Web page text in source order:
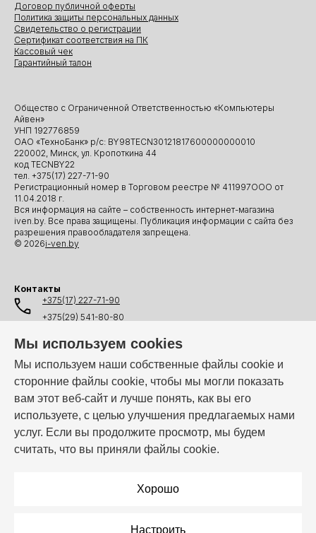
Мы используем cookies
Мы используем наши собственные файлы cookie и
сторонние файлы cookie, чтобы мы могли показать
вам этот веб-сайт и лучше понять, как вы его
используете, с целью улучшения предлагаемых нами
услуг. Если вы продолжите просмотр, мы будем
считать, что вы приняли файлы cookie.
Хорошо
Настроить
Общество с Ограниченной Ответственностью «Компьютеры
Айвен»
УНП 192776859
ОАО «ТехноБанк» р/с: BY98TECN30121817600000000010
220002, Минск, ул. Кропоткина 44
код TECNBY22
тел. +375(17) 227-71-90
Регистрационный номер в Торговом реестре № 411997ООО от
11.04.2018 г.
Вся информация на сайте – собственность интернет-магазина
iven.by. Все права защищены. Публикация информации с сайта без
разрешения правообладателя запрещена.
© 2026i-ven.by
Договор публичной оферты
Политика защиты персональных данных
Свидетельство о регистрации
Сертификат соответствия на ПК
Кассовый чек
Гарантийный талон
Контакты
+375(17) 227-71-90
+375(29) 541-80-80
+375(44) 541-80-80
info@i-ven.by
Мы в мессенджерах:
Режим работы: Пн–Пт: 10:00 – 19:00